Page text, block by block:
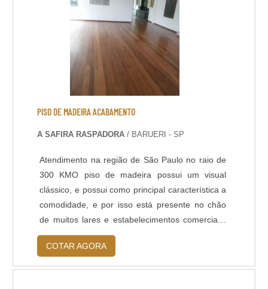
PISO DE MADEIRA ACABAMENTO
A SAFIRA RASPADORA / BARUERI - SP
Atendimento na região de São Paulo no raio de
300 KMO piso de madeira possui um visual
clássico, e possui como principal característica a
comodidade, e por isso está presente no chão
de muitos lares e estabelecimentos comerciais.
No entanto, depois de feita a instalação, o
próximo passo e não menos importante é o piso
de madeira acabamento. Se o piso por
COTAR AGORA